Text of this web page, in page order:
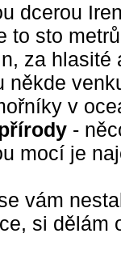
dcerou
to sto
za hlasité
někde
v
-
mocí je
vám
si dělám